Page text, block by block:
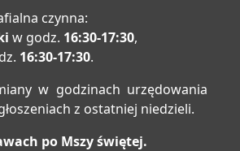
czynna:
w godz. 16:30-17:30,
16:30-17:30.
w godzinach urzędowania
z ostatniej niedzieli.
po Mszy świętej.